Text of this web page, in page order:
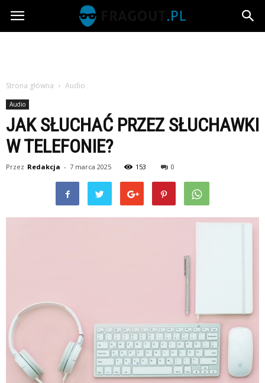
Fragout.pl
Strona główna Audio
Audio
JAK SŁUCHAĆ PRZEZ SŁUCHAWKI
W TELEFONIE?
Przez Redakcja - 7 marca 2025 153 0